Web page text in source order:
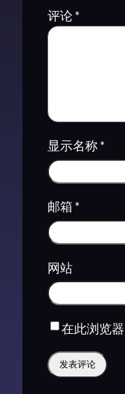
评论*
显示名称*
邮箱 *
网站
在此浏览